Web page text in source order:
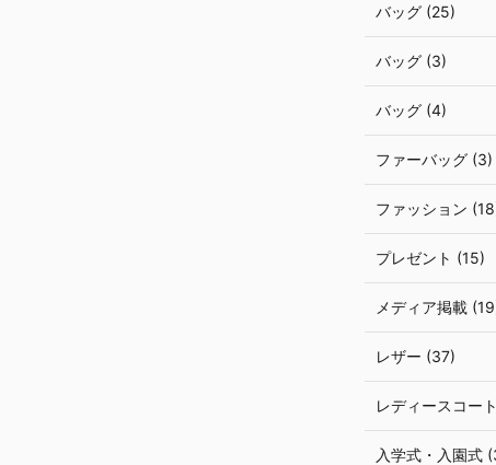
バッグ (25)
バッグ (3)
バッグ (4)
ファーバッグ (3)
ファッション
プレゼント (15)
メディア掲載
レザー (37)
レディースコー
入学式・入園式